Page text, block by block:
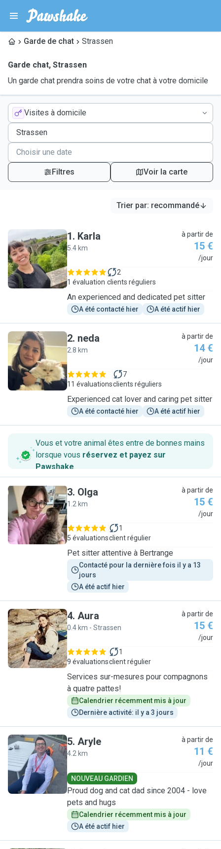
Garde de chat Strassen
Garde chat, Strassen
Un garde chat prendra soins de votre chat à votre domicile
Visites à domicile
Filtres Voir la carte
Trier par: recommandé
K
1. Karla
5.4 km
à partir de
15 €
/jour
1 évaluation
2
clients réguliers
An experienced and dedicated pet sitter
A été contacté hier A été actif hier
N
2. neda
2.8 km
à partir de
14 €
/jour
11 évaluations
7
clients réguliers
Experienced cat lover and caring pet sitter
A été contacté hier A été actif hier
Vous et votre animal êtes entre de bonnes mains
lorsque vous réservez et payez sur
Pawshake.
O
3. Olga
1.2 km
à partir de
15 €
/jour
5 évaluations
1
client régulier
Pet sitter attentive à Bertrange
Contacté pour la dernière fois il y a 13
jours
A été actif hier
A
4. Aura
0.4 km - Strassen
à partir de
15 €
/jour
9 évaluations
1
client régulier
Services sur-mesures pour compagnons
à quatre pattes!
Calendrier récemment mis à jour
Dernière activité: il y a 3 jours
A
5. Aryle
4.2 km
à partir de
11 €
/jour
NOUVEAU GARDIEN
Proud dog and cat dad since 2004 - love
pets and hugs
Calendrier récemment mis à jour
A été actif hier